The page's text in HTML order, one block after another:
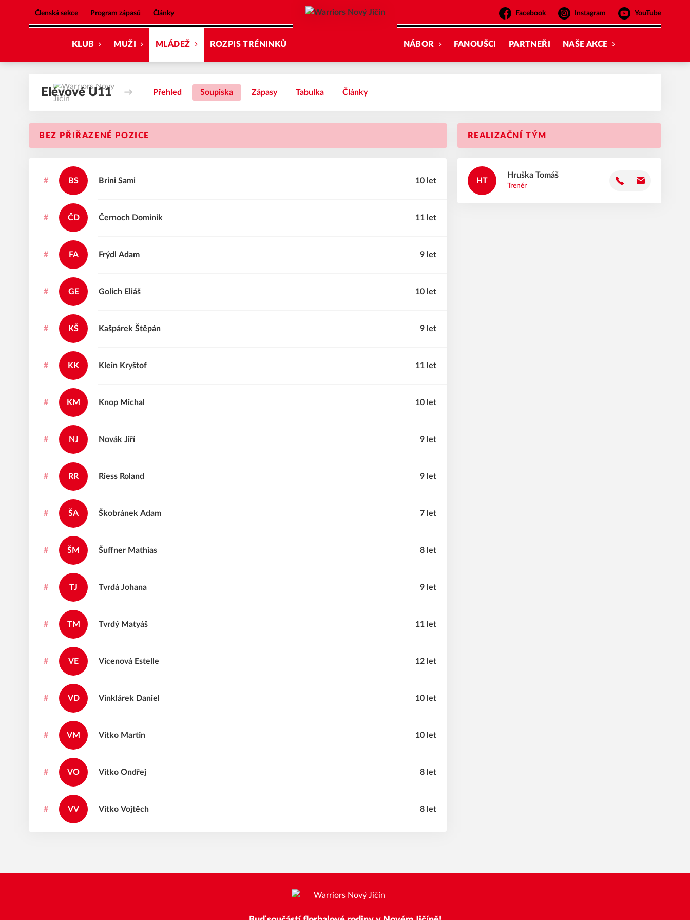
Členská sekce Program zápasů Články Facebook Instagram YouTube
KLUB MUŽI MLÁDEŽ ROZPIS TRÉNINKŮ NÁBOR FANOUŠCI PARTNEŘI NAŠE AKCE
Elévové U11 Přehled Soupiska Zápasy Tabulka Články
REALIZAČNÍ TÝM
HT
Tomáš
Hruška
Trenér
BEZ PŘIŘAZENÉ POZICE
# BS Sami
Brini 10 let
# ČD Dominik
Černoch 11 let
# FA Adam
Frýdl 9 let
# GE Eliáš
Golich 10 let
# KŠ Štěpán
Kašpárek 9 let
# KK Kryštof
Klein 11 let
# KM Michal
Knop 10 let
# NJ Jiří
Novák 9 let
# RR Roland
Riess 9 let
# ŠA Adam
Škobránek 7 let
# ŠM Mathias
Šuffner 8 let
# TJ Johana
Tvrdá 9 let
# TM Matyáš
Tvrdý 11 let
# VE Estelle
Vicenová 12 let
# VD Daniel
Vinklárek 10 let
# VM Martin
Vitko 10 let
# VO Ondřej
Vitko 8 let
# VV Vojtěch
Vitko 8 let